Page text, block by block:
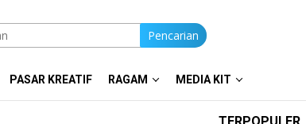
Pencarian
PASAR KREATIF RAGAM MEDIA KIT